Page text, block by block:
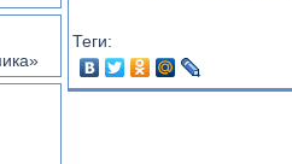
Теги: